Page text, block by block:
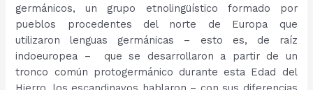
germánicos, un grupo etnolingüístico formado por
pueblos procedentes del norte de Europa que
utilizaron lenguas germánicas – esto es, de raíz
indoeuropea – que se desarrollaron a partir de un
tronco común protogermánico durante esta Edad del